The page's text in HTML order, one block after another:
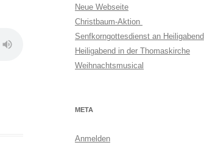
Neue Webseite
Christbaum-Aktion
Senfkorngottesdienst an Heiligabend
Heiligabend in der Thomaskirche
Weihnachtsmusical
META
Anmelden